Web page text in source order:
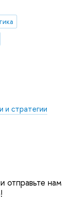
и стратегии
отправьте нам